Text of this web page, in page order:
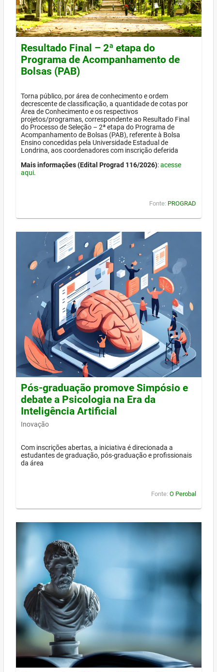
Resultado Final – 2ª etapa do
Programa de Acompanhamento de
Bolsas (PAB)
Torna público, por área de conhecimento e ordem
decrescente de classificação, a quantidade de cotas por
Área de Conhecimento e os respectivos
projetos/programas, correspondente ao Resultado Final
do Processo de Seleção – 2ª etapa do Programa de
Acompanhamento de Bolsas (PAB), referente à Bolsa
Ensino concedidas pela Universidade Estadual de
Londrina, aos coordenadores com inscrição deferida
Mais informações (Edital Prograd 116/2026):acesse
aqui.
Fonte: PROGRAD
Pós-graduação promove Simpósio e
debate a Psicologia na Era da
Inteligência Artificial
Inovação
Com inscrições abertas, a iniciativa é direcionada a
estudantes de graduação, pós-graduação e profissionais
da área
Fonte: O Perobal